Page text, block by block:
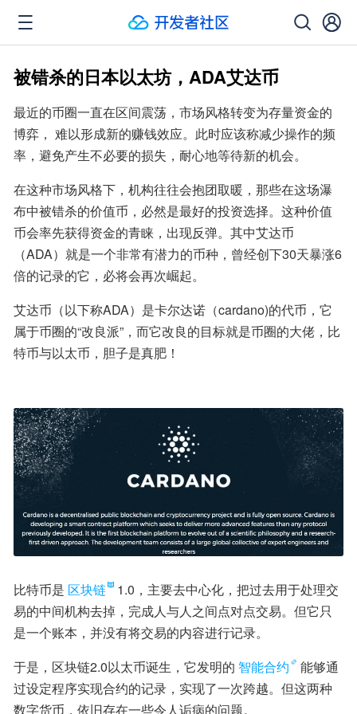
被错杀的日本以太坊，ADA艾达币
最近的币圈一直在区间震荡，市场风格转变为存量资金的
博弈， 难以形成新的赚钱效应。此时应该称减少操作的频
率，避免产生不必要的损失，耐心地等待新的机会。
在这种市场风格下，机构往往会抱团取暖，那些在这场瀑
布中被错杀的价值币，必然是最好的投资选择。这种价值
币会率先获得资金的青睐，出现反弹。其中艾达币
（ADA）就是一个非常有潜力的币种，曾经创下30天暴涨6
倍的记录的它，必将会再次崛起。
艾达币（以下称ADA）是卡尔达诺（cardano)的代币，它
属于币圈的“改良派”，而它改良的目标就是币圈的大佬，比
特币与以太币，胆子是真肥！
比特币是 区块链
1.0，主要去中心化，把过去用于处理交
易的中间机构去掉，完成人与人之间点对点交易。但它只
是一个账本，并没有将交易的内容进行记录。
于是，区块链2.0以太币诞生，它发明的 智能合约
能够通
过设定程序实现合约的记录，实现了一次跨越。但这两种
数字货币，依旧存在一些令人诟病的问题。